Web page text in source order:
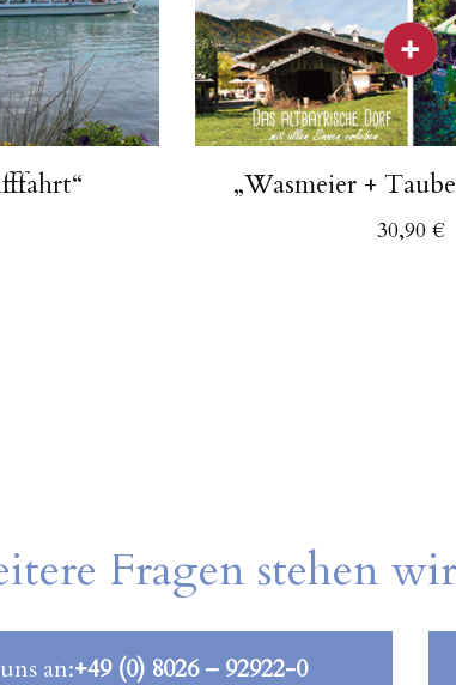
„Wasmeier +
30,90 €
Fragen stehen
an:+49 (0) 8026 – 92922-0